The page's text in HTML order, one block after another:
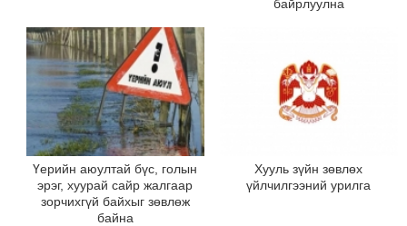
байрлуулна
Үерийн аюултай бүс, голын
эрэг, хуурай сайр жалгаар
зорчихгүй байхыг зөвлөж
байна
Хууль зүйн зөвлөх
үйлчилгээний урилга